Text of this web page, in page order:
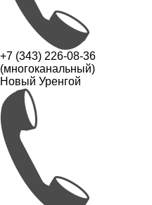
+7 (343) 226-08-36
(многоканальный)
Новый Уренгой